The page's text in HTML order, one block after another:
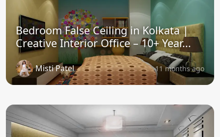
Bedroom False Ceiling in Kolkata |
Creative Interior Office – 10+ Year...
Misti Patel 11 months ago